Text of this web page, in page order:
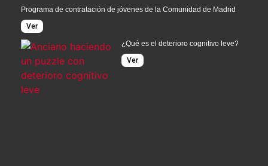
Programa de contratación de jóvenes de la Comunidad de Madrid
Ver
¿Qué es el deterioro cognitivo leve?
Ver